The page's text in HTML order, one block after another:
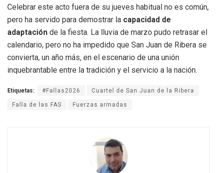
Celebrar este acto fuera de su jueves habitual no es común,
pero ha servido para demostrar la capacidad de
adaptación de la fiesta. La lluvia de marzo pudo retrasar el
calendario, pero no ha impedido que San Juan de Ribera se
convierta, un año más, en el escenario de una unión
inquebrantable entre la tradición y el servicio a la nación.
Etiquetas: #Fallas2026 Cuartel de San Juan de la Ribera
Falla de las FAS Fuerzas armadas